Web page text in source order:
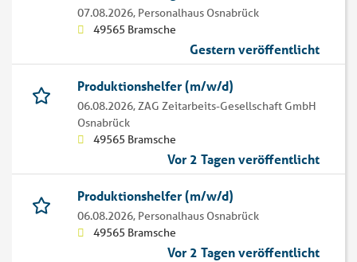
07.08.2026, Personalhaus Osnabrück
49565 Bramsche
Gestern veröffentlicht
Produktionshelfer (m/w/d)
06.08.2026,ZAG Zeitarbeits-Gesellschaft GmbH
Osnabrück
49565 Bramsche
Vor 2 Tagen veröffentlicht
Produktionshelfer (m/w/d)
06.08.2026, Personalhaus Osnabrück
49565 Bramsche
Vor 2 Tagen veröffentlicht